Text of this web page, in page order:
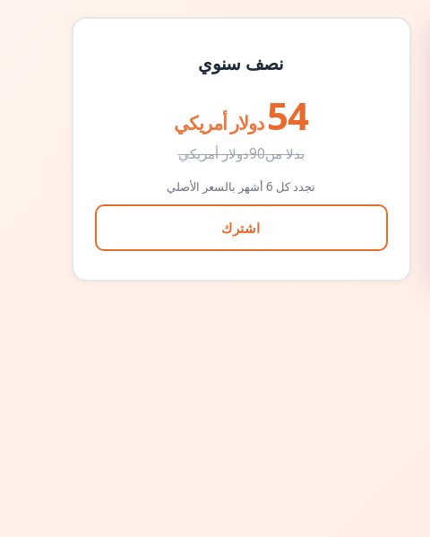
نصف سنوي
54 دولار أمريكي
بدلا من90دولار أمريكي
تجدد كل 6 أشهر بالسعر الأصلي
اشترك